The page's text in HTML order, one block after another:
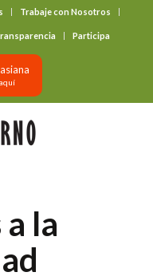
Trabaje con Nosotros
Participa
la